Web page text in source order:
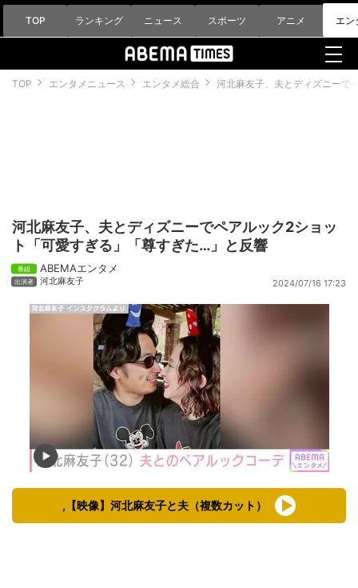
TOP ランキング ニュース スポーツ アニメ エン
TOP エンタメニュース エンタメ総合 河北麻友子、夫とディズニーで
河北麻友子、夫とディズニーでペアルック2ショッ
ト「可愛すぎる」「尊すぎた…」と反響
ABEMAエンタメ
河北麻友子 2024/07/16 17:23
,【映像】河北麻友子と夫（複数カット）